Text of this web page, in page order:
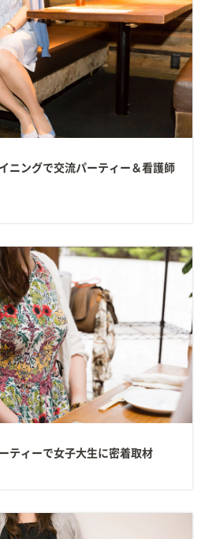
ニングで交流パーティー＆看護師
ティーで女子大生に密着取材